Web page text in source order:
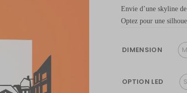
Envie d’une skyline
Optez pour une
DIMENSION
OPTION LED